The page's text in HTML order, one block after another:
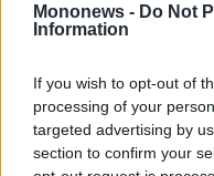
Mononews - Do Not
Information
If you wish to opt-out of
processing of your
targeted advertising by
section to confirm your
εταιρείες πετούν
ακριβότερης
Για να
δρομολογίων, οι
μπορούν να